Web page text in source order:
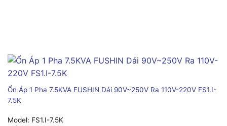
Ổn Áp 1 Pha 7.5KVA FUSHIN Dải 90V~250V Ra 110V-220V FS1.I-
7.5K
Model: FS1.I-7.5K